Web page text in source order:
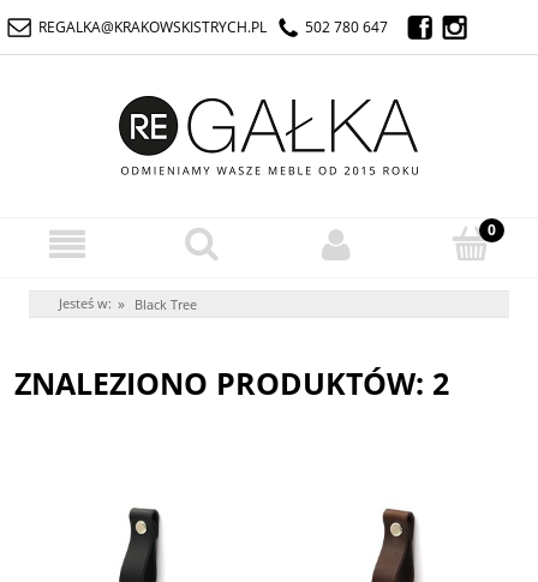
REGALKA@KRAKOWSKISTRYCH.PL 502 780 647
Jesteś w: » Black Tree
ZNALEZIONO PRODUKTÓW: 2